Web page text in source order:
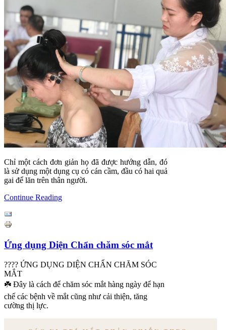
Chỉ một cách đơn giản họ đã được hướng dẫn, đó
là sử dụng một dụng cụ có cán cầm, đầu có hai quả
gai để lăn trên thân người.
Continue Reading
Ứng dụng Diện Chẩn chăm sóc mắt
???? ỨNG DỤNG DIỆN CHẨN CHĂM SÓC
MẮT
☘️ Đây là cách để chăm sóc mắt hàng ngày để hạn
chế các bệnh về mắt cũng như cải thiện, tăng
cường thị lực.